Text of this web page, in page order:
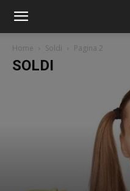
Home Soldi Pagina 2
SOLDI